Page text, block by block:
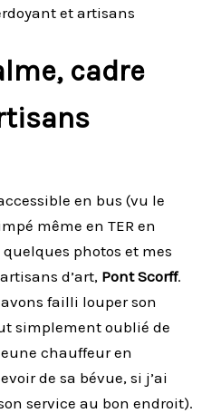
et artisans
cadre
en bus (vu le
même en TER en
photos et mes
d’art, Pont Scorff.
failli louper son
simplement oublié de
chauffeur en
de sa bévue, si j’ai
service au bon endroit).